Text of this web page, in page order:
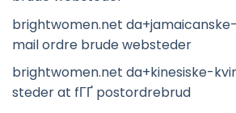
brightwomen.net
mail ordre brude websteder
brightwomen.net da+kinesiske-
steder at fГҐ postordrebrud